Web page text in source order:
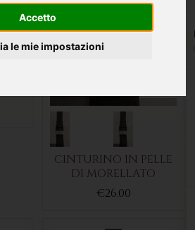
Accetto
le mie impostazioni
CINTURINO IN PELLE
DI MORELLATO
€26.00